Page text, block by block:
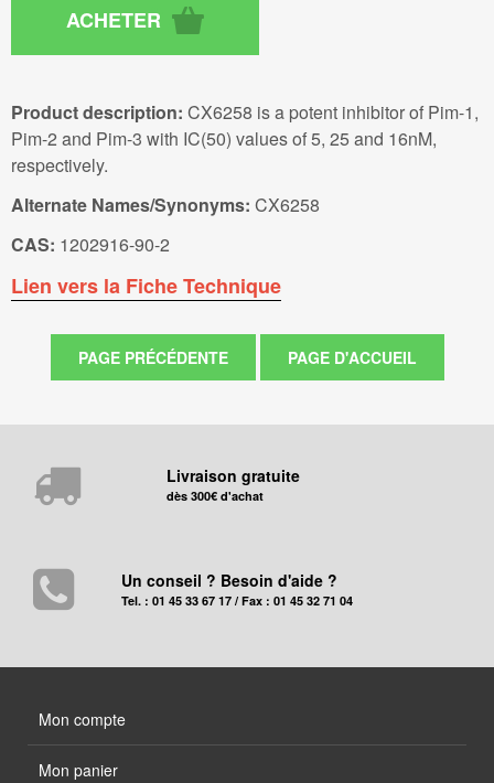
Product description: CX6258 is a potent inhibitor of Pim-1,
Pim-2 and Pim-3 with IC(50) values of 5, 25 and 16nM,
respectively.
Alternate Names/Synonyms: CX6258
CAS: 1202916-90-2
Lien vers la Fiche Technique
Livraison gratuite
dès 300€ d'achat
Un conseil ? Besoin d'aide ?
Tel. : 01 45 33 67 17 / Fax : 01 45 32 71 04
Mon compte
Mon panier